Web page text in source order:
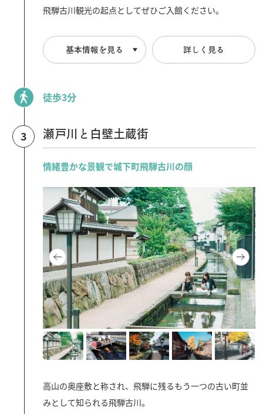
飛騨古川観光の起点としてぜひご入館ください。
基本情報を見る 詳しく見る
徒歩3分
3 瀬戸川と白壁土蔵街
情緒豊かな景観で城下町飛騨古川の顔
高山の奥座敷と称され、飛騨に残るもう一つの古い町並
みとして知られる飛騨古川。